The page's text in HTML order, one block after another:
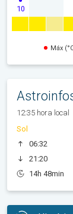
10
Máx
12:35 hora local
Sol
06:32
21:20
14h 48min